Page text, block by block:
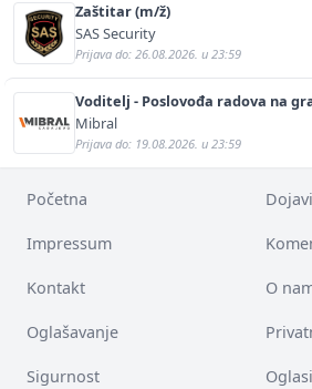
Zaštitar (m/ž)
SAS Security
Prijava do: 26.08.2026. u 23:59
Voditelj - Poslovođa radova na
Mibral
Prijava do: 19.08.2026. u 23:59
Početna
Impressum
Kontakt O
Oglašavanje
Sigurnost